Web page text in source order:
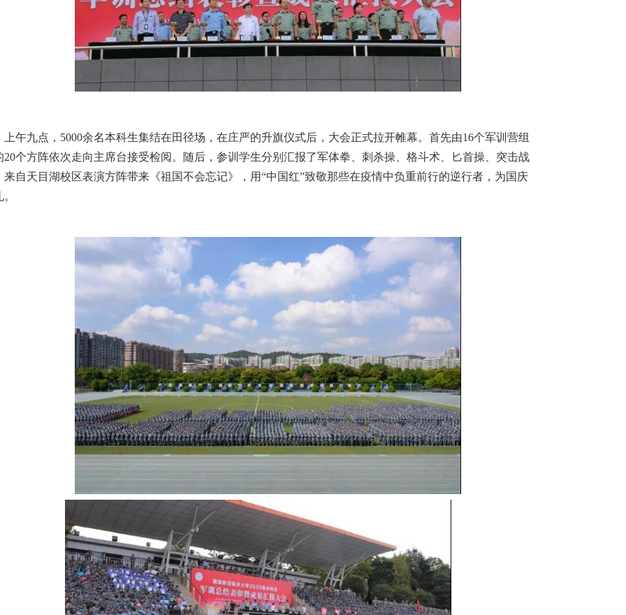
上午九点，5000余名本科生集结在田径场，在庄严的升旗仪式后，大会正式拉开帷幕。首先由16个军训营组
20个方阵依次走向主席台接受检阅。随后，参训学生分别汇报了军体拳、刺杀操、格斗术、匕首操、突击战
来自天目湖校区表演方阵带来《祖国不会忘记》，用“中国红”致敬那些在疫情中负重前行的逆行者，为国庆